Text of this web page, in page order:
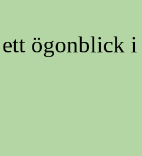
ögonblick